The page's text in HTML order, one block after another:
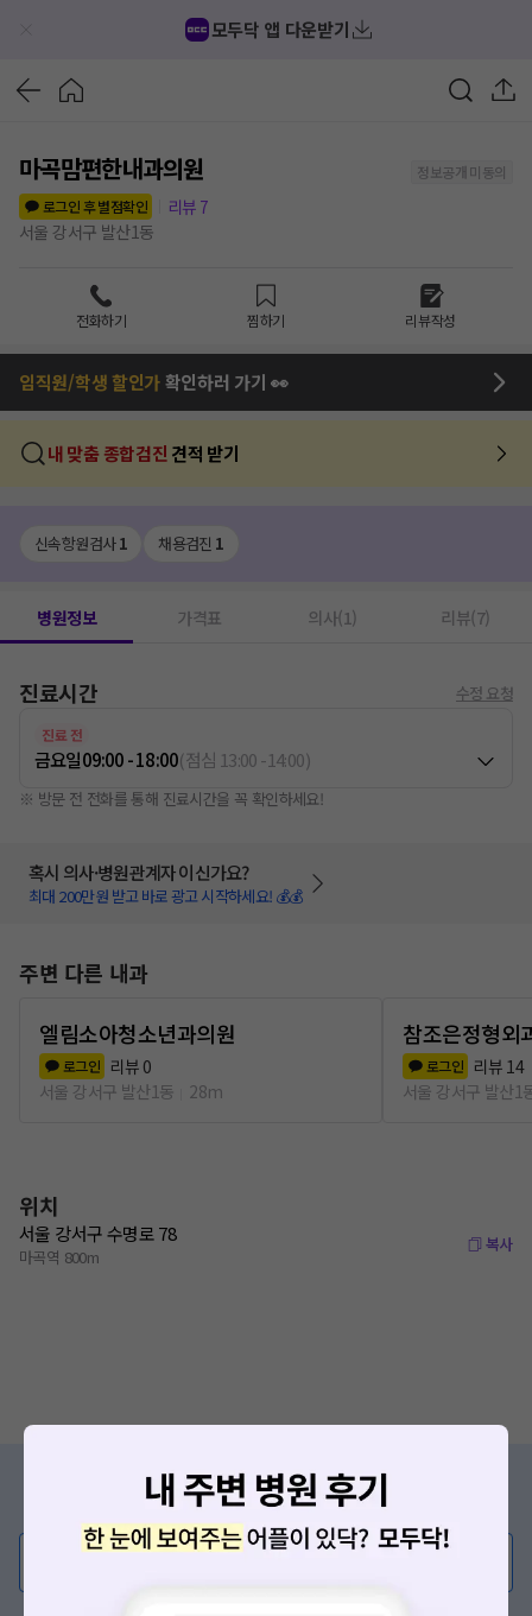
모두닥 앱 다운받기
마곡맘편한내과의원
정보공개 미동의
로그인 후 별점확인
리뷰 7
서울 강서구 발산1동
전화하기 찜하기 리뷰작성
임직원/학생 할인가확인하러 가기 👀
내 맞춤 종합검진 견적 받기
신속항원검사1 채용검진 1
병원정보 가격표 의사(1) 리뷰(7)
진료시간 수정 요청
진료 전
금요일09:00 - 18:00(점심 13:00-14:00)
※ 방문 전 전화를 통해 진료시간을 꼭 확인하세요!
혹시 의사·병원관계자 이신가요?
최대 200만원 받고 바로 광고 시작하세요! 💰💰
주변 다른 내과
엘림소아청소년과의원
로그인 리뷰 0
서울 강서구 발산1동
28m
참조은정형외
로그인 리뷰 14
서울 강서구 발산1
위치
서울 강서구 수명로 78
마곡역 800m
복사
증상/치료, 궁금한 점이 있나요?
의사가 직접 답해드려요!
💬 무엇이든 물어보세요